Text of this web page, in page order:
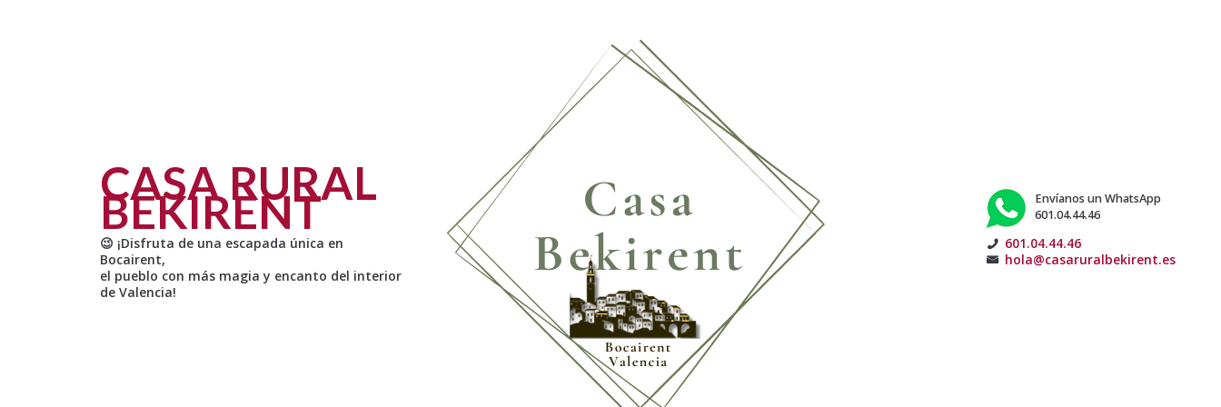
CASA RURAL
BEKIRENT
😉 ¡Disfruta de una escapada única en
Bocairent,
el pueblo con más magia y encanto del interior
de Valencia!
Envíanos un WhatsApp
601.04.44.46
601.04.44.46
hola@casaruralbekirent.es